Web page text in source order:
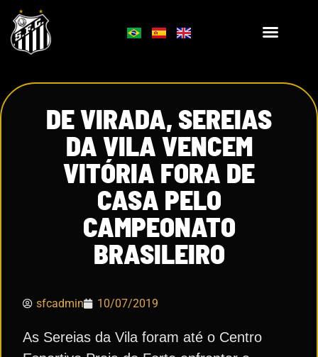
DE VIRADA, SEREIAS
DA VILA VENCEM
VITÓRIA FORA DE
CASA PELO
CAMPEONATO
BRASILEIRO
sfcadmin 10/07/2019
As Sereias da Vila foram até o Centro